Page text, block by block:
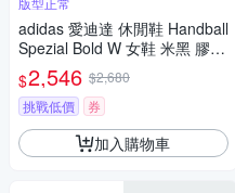
adidas 愛迪達 休閒鞋 Handball
Spezial Bold W 女鞋 米黑 膠底
厚底 增高 IH9190
$2,546 $2,680
挑戰低價
券
加入購物車